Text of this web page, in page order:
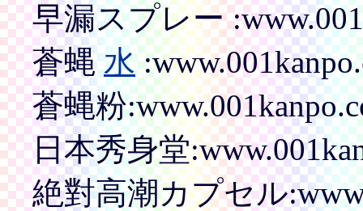
早漏スプレー
蒼蝿水
蒼蝿粉
日本秀身堂
絶對高潮カプセル